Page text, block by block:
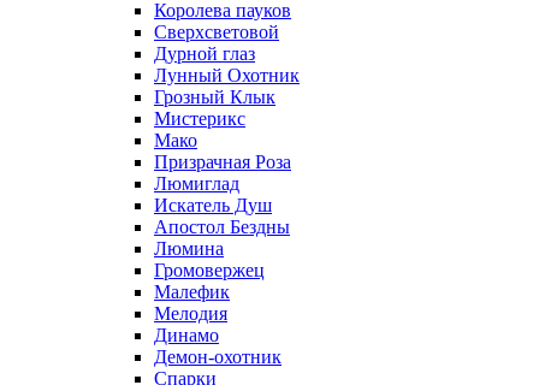
Королева пауков
Сверхсветовой
Дурной глаз
Лунный Охотник
Грозный Клык
Мистерикс
Мако
Призрачная Роза
Люмиглад
Искатель Душ
Апостол Бездны
Люмина
Громовержец
Малефик
Мелодия
Динамо
Демон-охотник
Спарки